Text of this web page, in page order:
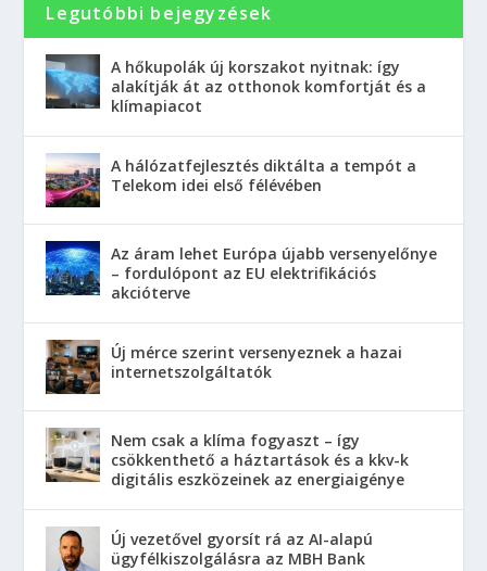
Legutóbbi bejegyzések
A hőkupolák új korszakot nyitnak: így
alakítják át az otthonok komfortját és a
klímapiacot
A hálózatfejlesztés diktálta a tempót a
Telekom idei első félévében
Az áram lehet Európa újabb versenyelőnye
– fordulópont az EU elektrifikációs
akcióterve
Új mérce szerint versenyeznek a hazai
internetszolgáltatók
Nem csak a klíma fogyaszt – így
csökkenthető a háztartások és a kkv-k
digitális eszközeinek az energiaigénye
Új vezetővel gyorsít rá az AI-alapú
ügyfélkiszolgálásra az MBH Bank